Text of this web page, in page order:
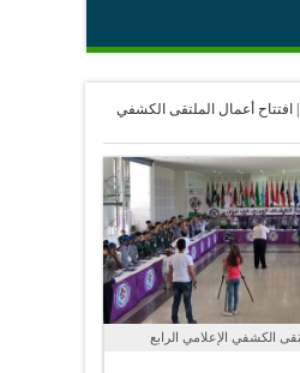
افتتاح أعمال الملتقى الكشفي
الكشفي الإعلامي الرابع